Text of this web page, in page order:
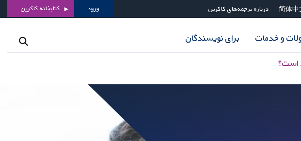
简体中 درباره ترجمه‌های کاکرین ورود کتابخانه کاکرین
است؟
و خدمات برای نویسندگان